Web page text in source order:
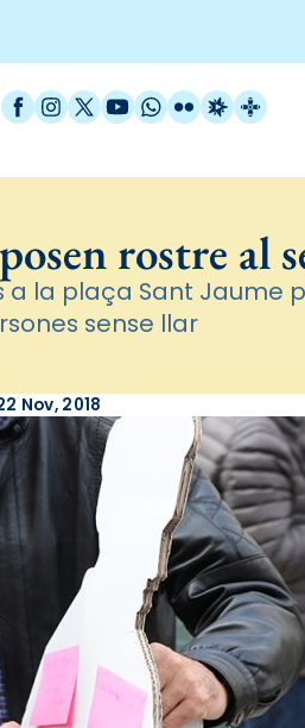
Facebook
Instagram
X / Twitter
YouTube
WhatsApp
FlickrRadio
rostre al
a la plaça Sant Jaume
sense llar
Nov, 2018